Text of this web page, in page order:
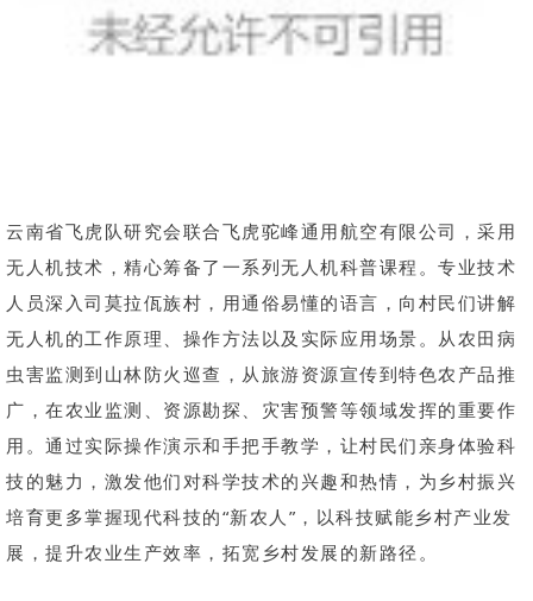
云南省飞虎队研究会联合飞虎驼峰通用航空有限公司，采用
无人机技术，精心筹备了一系列无人机科普课程。专业技术
人员深入司莫拉佤族村，用通俗易懂的语言，向村民们讲解
无人机的工作原理、操作方法以及实际应用场景。从农田病
虫害监测到山林防火巡查，从旅游资源宣传到特色农产品推
广，在农业监测、资源勘探、灾害预警等领域发挥的重要作
用。通过实际操作演示和手把手教学，让村民们亲身体验科
技的魅力，激发他们对科学技术的兴趣和热情，为乡村振兴
培育更多掌握现代科技的“新农人”，以科技赋能乡村产业发
展，提升农业生产效率，拓宽乡村发展的新路径。